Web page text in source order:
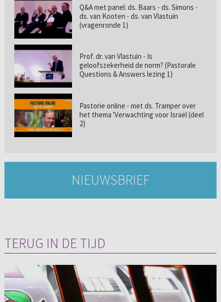
Q&A met panel: ds. Baars - ds. Simons -
ds. van Kooten - ds. van Vlastuin
(vragenronde 1)
Prof. dr. van Vlastuin - Is
geloofszekerheid de norm? (Pastorale
Questions & Answers lezing 1)
Pastorie online - met ds. Tramper over
het thema 'Verwachting voor Israël (deel
2)
NIEUWSBRIEF
TERUG IN DE TIJD